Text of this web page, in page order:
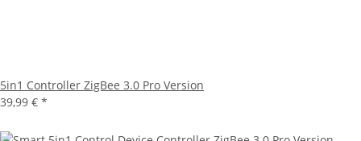
5in1 Controller ZigBee 3.0 Pro Version
39,99 € *